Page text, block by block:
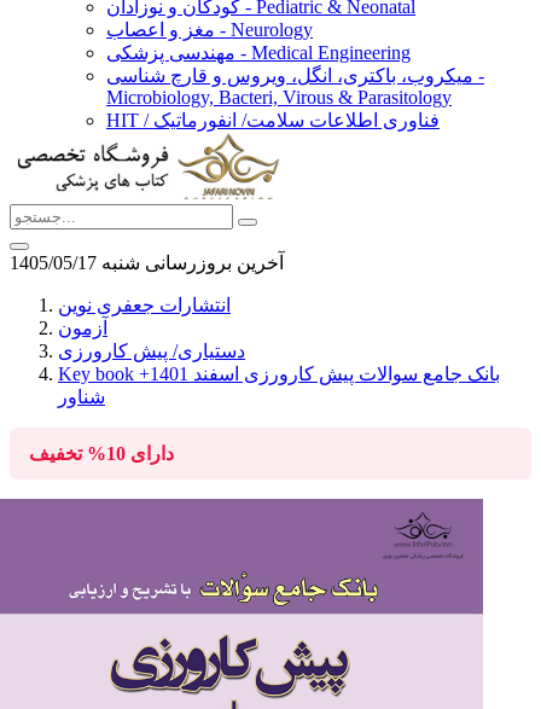
کودکان و نوزادان - Pediatric & Neonatal
مغز و اعصاب - Neurology
مهندسی پزشکی - Medical Engineering
میکروب، باکتری، انگل، ویروس و قارچ شناسی -
Microbiology, Bacteri, Virous & Parasitology
HIT / فناوری اطلاعات سلامت/ انفورماتیک
آخرین بروزرسانی شنبه 1405/05/17
انتشارات جعفری نوین
آزمون
دستیاری/ پیش کارورزی
Key book بانک جامع سوالات پیش کارورزی اسفند 1401+
شناور
دارای 10% تخفیف